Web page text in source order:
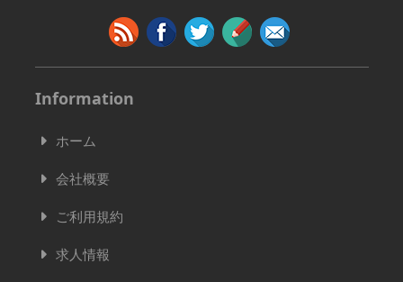
Information
ホーム
会社概要
ご利用規約
求人情報